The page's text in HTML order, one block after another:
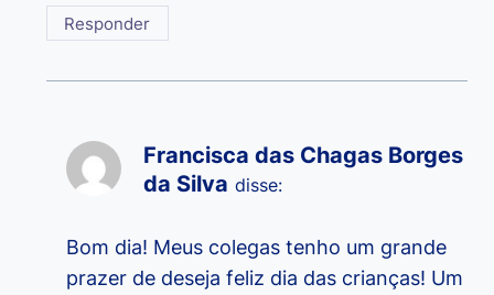
Responder
Francisca das Chagas Borges
da Silva disse:
Bom dia! Meus colegas tenho um grande
prazer de deseja feliz dia das crianças! Um